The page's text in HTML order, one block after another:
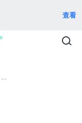
查看
--